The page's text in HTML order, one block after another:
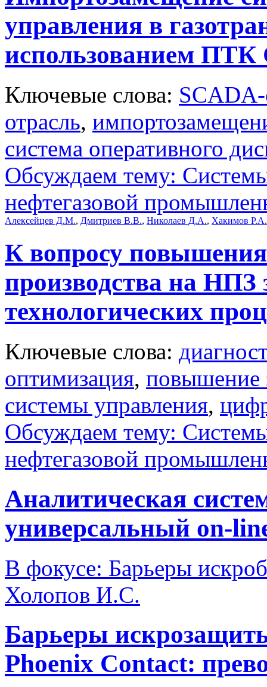
управления в
использованием
Ключевые слова: SCADA-
отрасль,
система оперативного
Обсуждаем тему:
нефтегазовой
Алексейцев Д.М., Дмитриев В.В., Николаев Д.А., Хакимов Р.А.
К вопросу
производства на НПЗ
технологических
Ключевые слова:
оптимизация, повышение
системы управления,
Обсуждаем тему:
нефтегазовой
Аналитическая
универсальный on-
В фокусе: Барьеры
Холопов И.С.
Барьеры
Phoenix Contact: